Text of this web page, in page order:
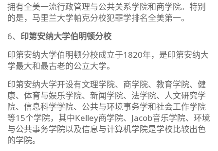
拥有全美一流行政管理与公共关系学院和商学院。特别
的是，马里兰大学帕克分校犯罪学排名全美第一。
6、 印第安纳大学伯明顿分校
印第安纳大学伯明顿分校成立于1820年，是印第安纳大
学最大和最古老的公立大学。
印第安纳大学开设有文理学院、商学院、教育学院、健
康、体育与娱乐学院、新闻学院、法学院、人文研究学
院、信息科学学院、公共与环境事务学和社会工作学院
等15个学院，其中Kelley商学院、Jacob音乐学院、环境
与公共事务学院以及信息与计算机学院是学校比较出色
的学院。